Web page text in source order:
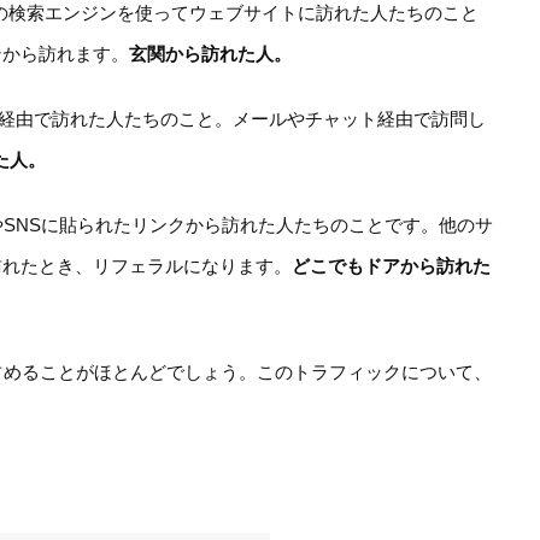
検索エンジンを使ってウェブサイトに訪れた人たちのこと
ら訪れます。 玄関から訪れた人。
由で訪れた人たちのこと。メールやチャット経由で訪問し
。
に貼られたリンクから訪れた人たちのことです。他のサ
たとき、リフェラルになります。
どこでもドアから訪れた
ることがほとんどでしょう。このトラフィックについて、